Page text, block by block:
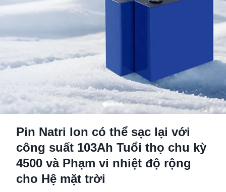
Pin Natri Ion có thể sạc lại với
công suất 103Ah Tuổi thọ chu kỳ
4500 và Phạm vi nhiệt độ rộng
cho Hệ mặt trời